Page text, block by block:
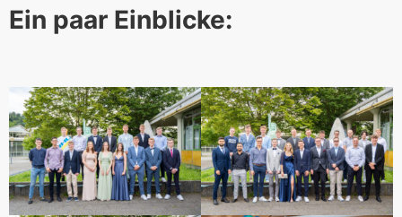
Ein paar Einblicke: